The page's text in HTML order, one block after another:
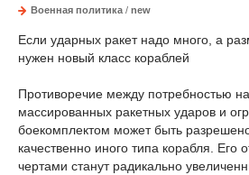
Военная политика / new
Если ударных ракет надо много, а
нужен новый класс кораблей
Противоречие между потребностью
массированных ракетных ударов и
боекомплектом может быть
качественно иного типа корабля. Его
чертами станут радикально